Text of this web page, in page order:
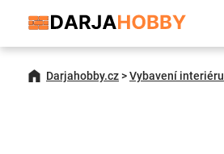
Darjahobby.cz>Vybavení interiéru